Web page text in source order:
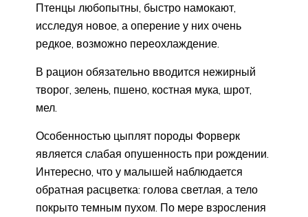
Птенцы любопытны, быстро намокают,
исследуя новое, а оперение у них очень
редкое, возможно переохлаждение.
В рацион обязательно вводится нежирный
творог, зелень, пшено, костная мука, шрот,
мел.
Особенностью цыплят породы Форверк
является слабая опушенность при рождении.
Интересно, что у малышей наблюдается
обратная расцветка: голова светлая, а тело
покрыто темным пухом. По мере взросления